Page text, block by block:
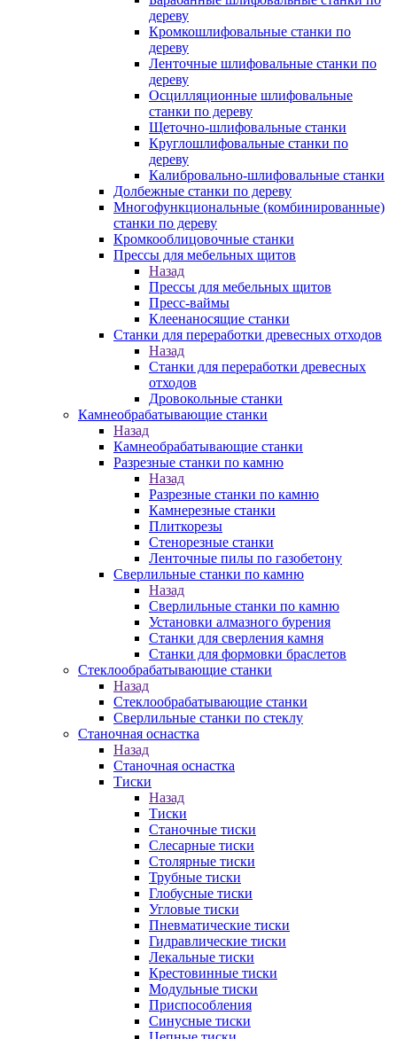
дереву
Кромкошлифовальные станки по
дереву
Ленточные шлифовальные станки по
дереву
Осцилляционные шлифовальные
станки по дереву
Щеточно-шлифовальные станки
Круглошлифовальные станки по
дереву
Калибровально-шлифовальные станки
Долбежные станки по дереву
Многофункциональные (комбинированные)
станки по дереву
Кромкооблицовочные станки
Прессы для мебельных щитов
Назад
Прессы для мебельных щитов
Пресс-ваймы
Клеенаносящие станки
Станки для переработки древесных отходов
Назад
Станки для переработки древесных
отходов
Дровокольные станки
Камнеобрабатывающие станки
Назад
Камнеобрабатывающие станки
Разрезные станки по камню
Назад
Разрезные станки по камню
Камнерезные станки
Плиткорезы
Стенорезные станки
Ленточные пилы по газобетону
Сверлильные станки по камню
Назад
Сверлильные станки по камню
Установки алмазного бурения
Станки для сверления камня
Станки для формовки браслетов
Стеклообрабатывающие станки
Назад
Стеклообрабатывающие станки
Сверлильные станки по стеклу
Станочная оснастка
Назад
Станочная оснастка
Тиски
Назад
Тиски
Станочные тиски
Слесарные тиски
Столярные тиски
Трубные тиски
Глобусные тиски
Угловые тиски
Пневматические тиски
Гидравлические тиски
Лекальные тиски
Крестовинные тиски
Модульные тиски
Приспособления
Синусные тиски